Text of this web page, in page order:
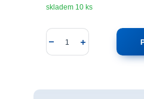
skladem 10 ks